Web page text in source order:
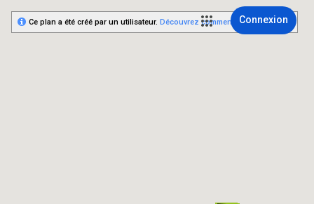
Connexion
Ce plan a été créé par un utilisateur. Découvrez comment créer le vôtre.